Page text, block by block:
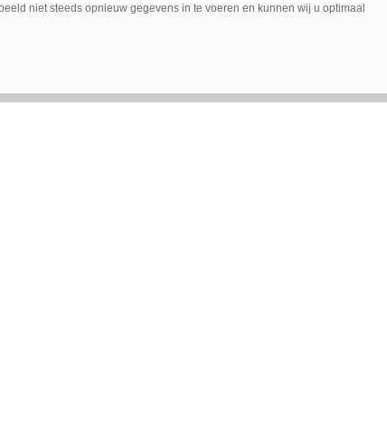
en
Sima
niet steeds opnieuw gegevens in te voeren en kunnen wij u optimaal